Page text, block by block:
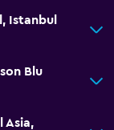
Istanbul
Blu
Asia,